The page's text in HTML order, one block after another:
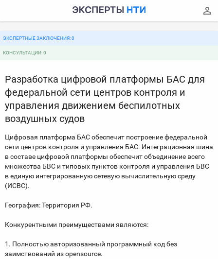
ЭКСПЕРТНЫЕ ЗАКЛЮЧЕНИЯ: 0
КОНСУЛЬТАЦИИ: 0
Разработка цифровой платформы БАС для
федеральной сети центров контроля и
управления движением беспилотных
воздушных судов
Цифровая платформа БАС обеспечит построение федеральной
сети центров контроля и управления БАС. Интеграционная шина
в составе цифровой платформы обеспечит объединение всего
множества БВС и типовых пунктов контроля и управления БВС
в единую интегрированную сетевую вычислительную среду
(ИСВС).
География: Территория РФ.
Конкурентными преимуществами являются:
1. Полностью авторизованный программный код без
заимствований из opensource.